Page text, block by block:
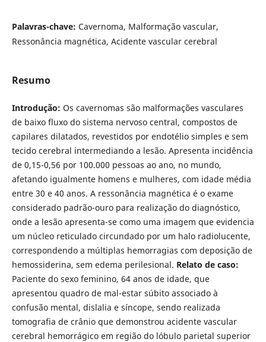
Palavras-chave: Cavernoma, Malformação vascular,
Ressonância magnética, Acidente vascular cerebral
Resumo
Introdução: Os cavernomas são malformações vasculares
de baixo fluxo do sistema nervoso central, compostos de
capilares dilatados, revestidos por endotélio simples e sem
tecido cerebral intermediando a lesão. Apresenta incidência
de 0,15-0,56 por 100.000 pessoas ao ano, no mundo,
afetando igualmente homens e mulheres, com idade média
entre 30 e 40 anos. A ressonância magnética é o exame
considerado padrão-ouro para realização do diagnóstico,
onde a lesão apresenta-se como uma imagem que evidencia
um núcleo reticulado circundado por um halo radiolucente,
correspondendo a múltiplas hemorragias com deposição de
hemossiderina, sem edema perilesional. Relato de caso:
Paciente do sexo feminino, 64 anos de idade, que
apresentou quadro de mal-estar súbito associado à
confusão mental, dislalia e síncope, sendo realizada
tomografia de crânio que demonstrou acidente vascular
cerebral hemorrágico em região do lóbulo parietal superior